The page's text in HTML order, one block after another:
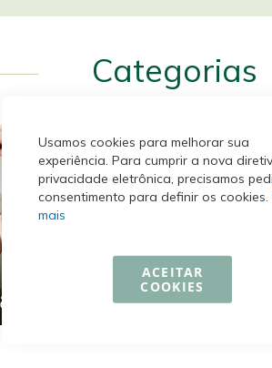
Usamos cookies para melhorar sua
experiência. Para cumprir a nova
privacidade eletrônica, precisamos
consentimento para definir os cookies.
mais
ACEITAR
COOKIES
Categorias